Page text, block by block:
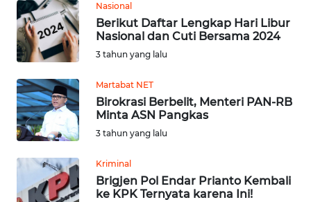
Nasional
Berikut Daftar Lengkap Hari Libur
Nasional dan Cuti Bersama 2024
3 tahun yang lalu
Martabat NET
Birokrasi Berbelit, Menteri PAN-RB
Minta ASN Pangkas
3 tahun yang lalu
Kriminal
Brigjen Pol Endar Prianto Kembali
ke KPK Ternyata karena Ini!
WN
SAMOSIR
WN
PADANG
LAWAS
WN
SUMEDANG
WN
CIANJUR